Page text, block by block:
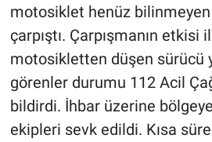
motosiklet henüz
çarpıştı. Çarpışmanın etkisi
motosikletten düşen sürücü
görenler durumu 112 Acil
bildirdi. İhbar üzerine
ekipleri sevk edildi. Kısa